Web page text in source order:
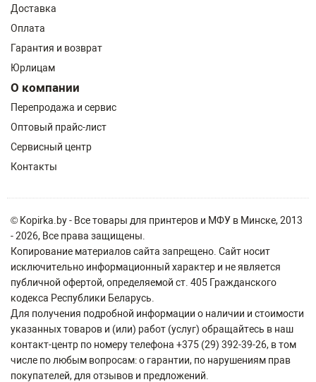
Доставка
Оплата
Гарантия и возврат
Юрлицам
О компании
Перепродажа и сервис
Оптовый прайс-лист
Сервисный центр
Контакты
© Kopirka.by - Все товары для принтеров и МФУ в Минске, 2013
- 2026, Все права защищены.
Копирование материалов сайта запрещено. Сайт носит
исключительно информационный характер и не является
публичной офертой, определяемой ст. 405 Гражданского
кодекса Республики Беларусь.
Для получения подробной информации о наличии и стоимости
указанных товаров и (или) работ (услуг) обращайтесь в наш
контакт-центр по номеру телефона +375 (29) 392-39-26, в том
числе по любым вопросам: о гарантии, по нарушениям прав
покупателей, для отзывов и предложений.